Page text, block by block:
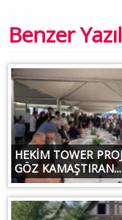
Benzer
HEKİM TOWER
GÖZ KAMAŞTIRAN...